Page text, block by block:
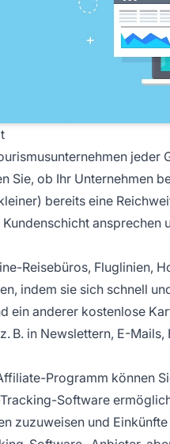
Sie, ob Ihr Unternehmen
bereits eine
ansprechen
Reisebüros, Fluglinien,
indem sie sich schnell
ein anderer kostenlose
B. in Newslettern, E-
Programm können
Software
zuzuweisen und